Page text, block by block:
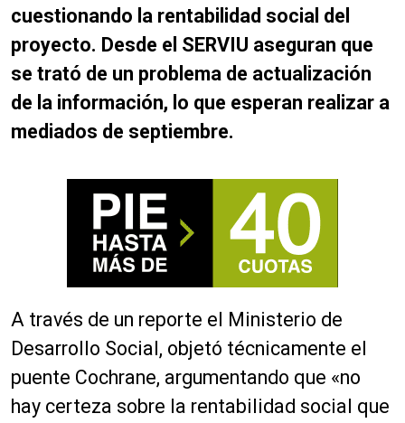
cuestionando la rentabilidad social del
proyecto. Desde el SERVIU aseguran que
se trató de un problema de actualización
de la información, lo que esperan realizar a
mediados de septiembre.
A través de un reporte el Ministerio de
Desarrollo Social, objetó técnicamente el
puente Cochrane, argumentando que «no
hay certeza sobre la rentabilidad social que